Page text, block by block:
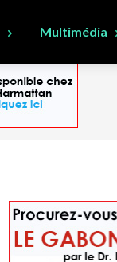
Multimédia